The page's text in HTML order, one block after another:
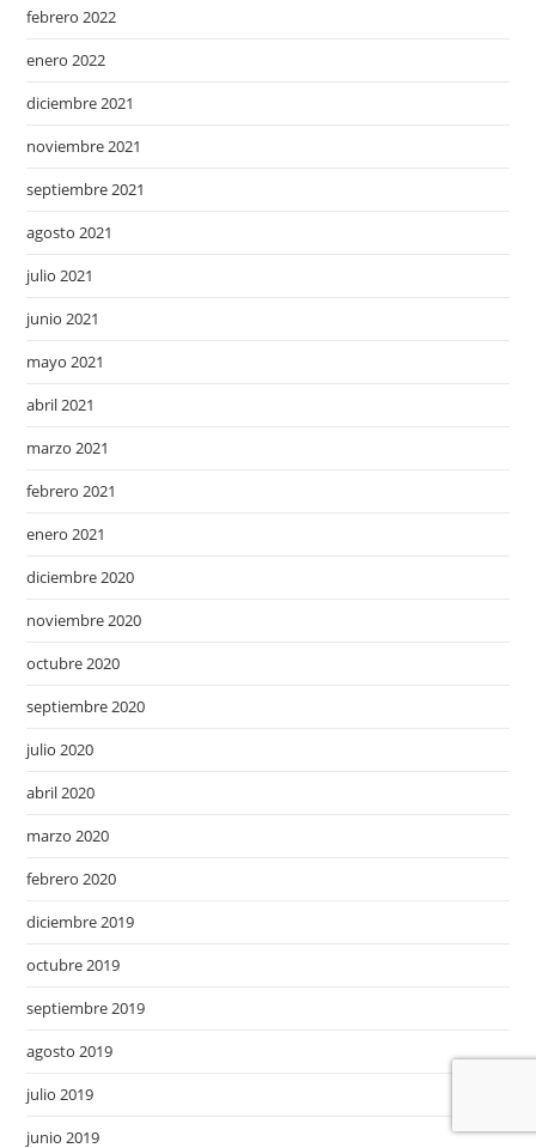
febrero 2022
enero 2022
diciembre 2021
noviembre 2021
septiembre 2021
agosto 2021
julio 2021
junio 2021
mayo 2021
abril 2021
marzo 2021
febrero 2021
enero 2021
diciembre 2020
noviembre 2020
octubre 2020
septiembre 2020
julio 2020
abril 2020
marzo 2020
febrero 2020
diciembre 2019
octubre 2019
septiembre 2019
agosto 2019
julio 2019
junio 2019